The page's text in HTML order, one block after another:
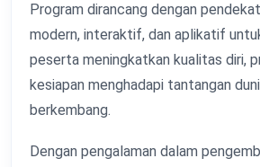
Program dirancang dengan
modern, interaktif, dan aplikatif
peserta meningkatkan kualitas diri,
kesiapan menghadapi tantangan
berkembang.
Dengan pengalaman dalam